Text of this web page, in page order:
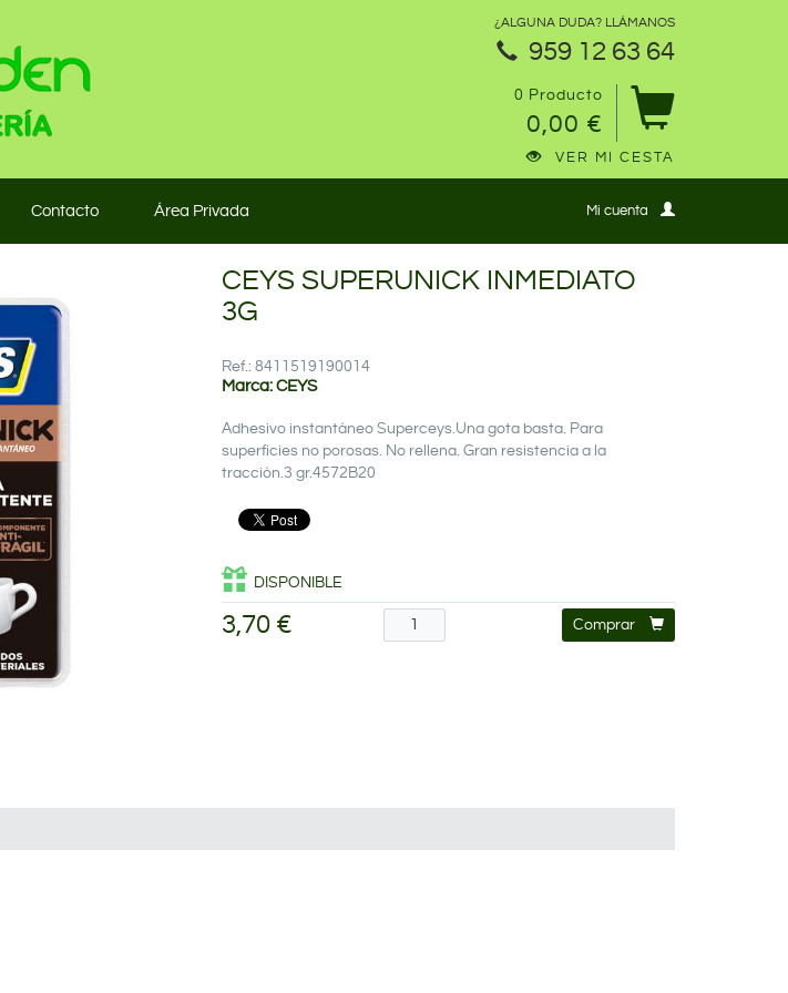
¿ALGUNA DUDA? LLÁMANOS
959 12 63 64
0 Producto
0,00 €
VER MI CESTA
Contacto Área Privada Mi cuenta
CEYS SUPERUNICK INMEDIATO
3G
Ref.: 8411519190014
Marca: CEYS
Adhesivo instantáneo Superceys.Una gota basta. Para
superfícies no porosas. No rellena. Gran resistencia a la
tracción.3 gr.4572B20
DISPONIBLE
3,70 € Comprar